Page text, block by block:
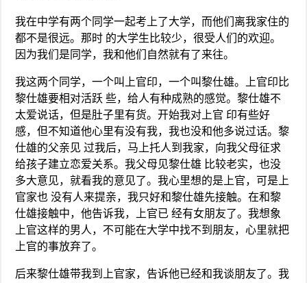
我在中学有两个同学一起考上了大学，而他们离我家住的
都不是很远。那时 的大学生比较少，很受人们的欢迎。
因为我们是同学，我和他们自然就有了来往。
我这两个同学，一个叫上官印，一个叫黎仕雄。上官印比
黎仕雄要相对活跃 些，给人有种成熟的感觉。黎仕雄不
太爱说话，但是肚子里有货。开始我对上官 印有些好
感，但不知道他心里有没有我，我也没和他多说过话。黎
仕雄的父亲见 过我后，马上托人到我家，向我父母征求
给孩子建立恋爱关系。我父母见黎仕雄 比较老实，也没
多大意见，就看我的意见了。我心里想的是上官，可是上
官家也 没有人来提亲，我只好和黎仕雄先接触。在和黎
仕雄接触中，他告诉我，上官已 经有女朋友了。我想象
上官这样的男人，不可能在大学中找不到朋友，心里就把
上官的事放弃了。
后来黎仕雄带我到上官家，告诉他已经和我谈朋友了。我